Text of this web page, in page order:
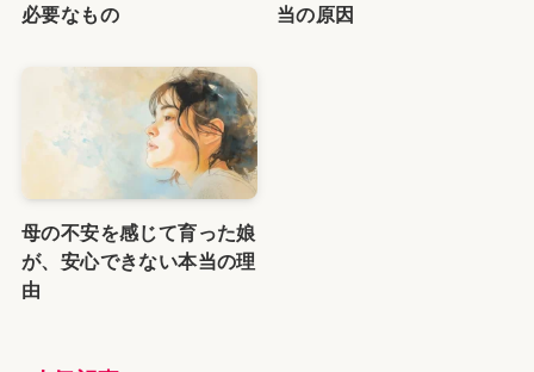
必要なもの
当の原因
母の不安を感じて育った娘
が、安心できない本当の理
由